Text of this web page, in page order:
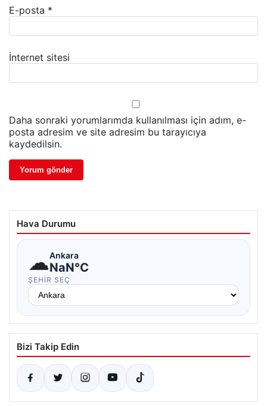
E-posta *
İnternet sitesi
Daha sonraki yorumlarımda kullanılması için adım, e-
posta adresim ve site adresim bu tarayıcıya
kaydedilsin.
Hava Durumu
☁Ankara
NaN°C
ŞEHIR SEÇ
Bizi Takip Edin